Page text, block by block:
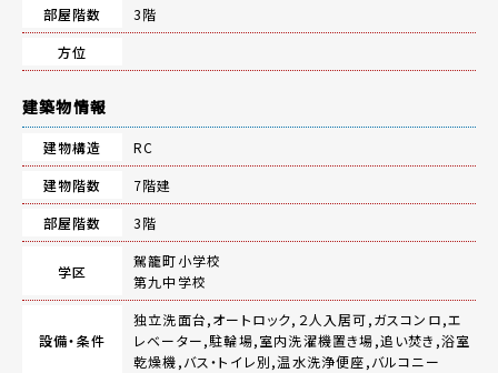
部屋階数
3階
方位
建築物情報
建物構造
RC
建物階数
7階建
部屋階数
3階
学区
駕籠町小学校
第九中学校
設備・条件
独立洗面台,オートロック,２人入居可,ガスコンロ,エ
レベーター,駐輪場,室内洗濯機置き場,追い焚き,浴室
乾燥機,バス・トイレ別,温水洗浄便座,バルコニー